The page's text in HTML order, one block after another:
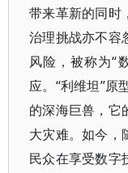
带来革新的同时
治理挑战亦不容
风险，被称为“
应。“利维坦”原
的深海巨兽，它
大灾难。如今，
民众在享受数字